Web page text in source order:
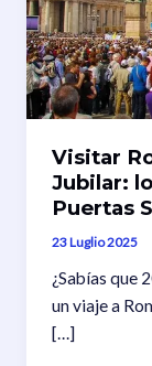
Visitar
Jubilar:
Puertas
23 Luglio 2025
¿Sabías que
un viaje a
[…]